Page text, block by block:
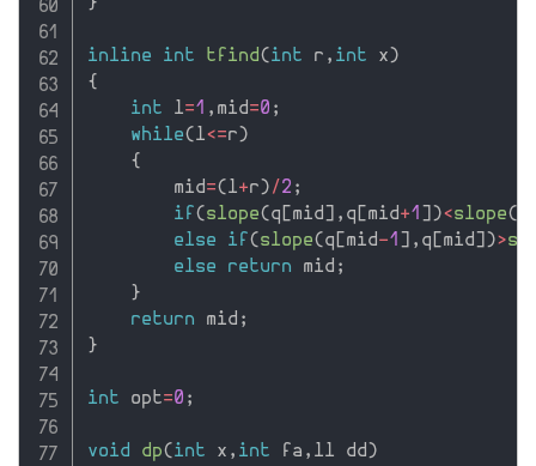
}
inline int tfind(int r , int x)
{
int l=1 , mid=0 ;
while(l<=r)
{
        mid
=(l+r) / 2 ;
if (slope(q [mid] , q [mid+1 ] )<slope(
else
if (slope(q [mid-1 ] , q [mid] )>
else
return mid ;
}
return mid ;
}
int opt=0 ;
void dp(int x , int fa , ll dd)